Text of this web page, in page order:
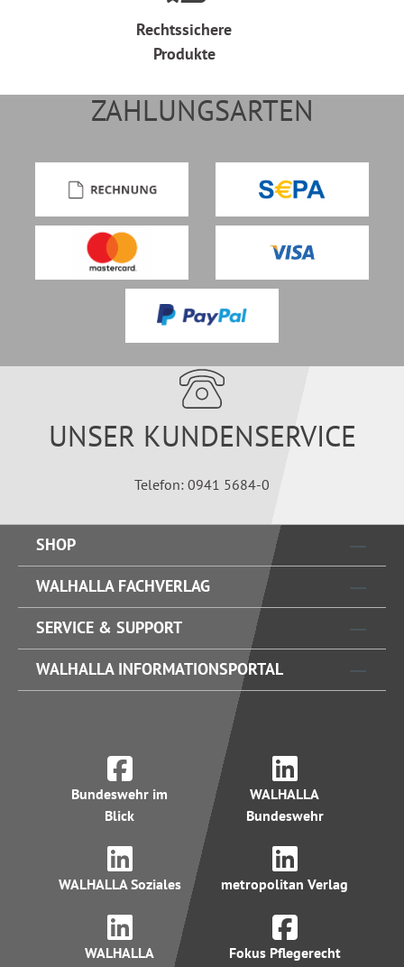
Rechtssichere
Produkte
ZAHLUNGSARTEN
UNSER KUNDENSERVICE
Telefon: 0941 5684-0
SHOP
WALHALLA FACHVERLAG
SERVICE & SUPPORT
WALHALLA INFORMATIONSPORTAL
Bundeswehr im
Blick
WALHALLA
Bundeswehr
WALHALLA Soziales metropolitan Verlag
WALHALLA
Fokus Pflegerecht